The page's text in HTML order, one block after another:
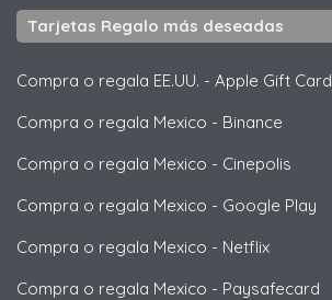
Tarjetas Regalo más deseadas
Compra o regala EE.UU. - Apple Gift Card
Compra o regala Mexico - Binance
Compra o regala Mexico - Cinepolis
Compra o regala Mexico - Google Play
Compra o regala Mexico - Netflix
Compra o regala Mexico - Paysafecard